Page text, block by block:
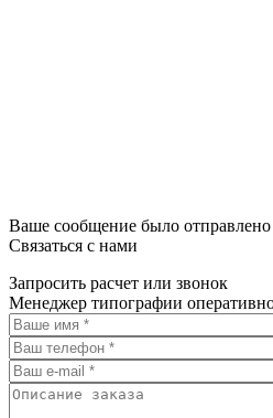
Ваше сообщение было отправлено
Связаться с нами
Запросить расчет или звонок
Менеджер типографии